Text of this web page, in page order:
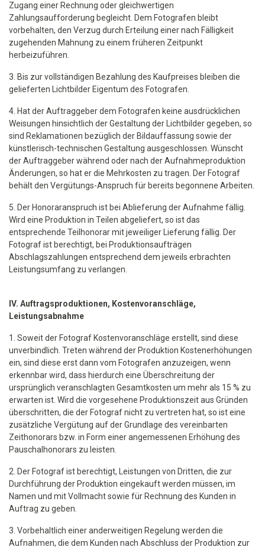
Zugang einer Rechnung oder gleichwertigen
Zahlungsaufforderung begleicht. Dem Fotografen bleibt
vorbehalten, den Verzug durch Erteilung einer nach Fälligkeit
zugehenden Mahnung zu einem früheren Zeitpunkt
herbeizuführen.
3. Bis zur vollständigen Bezahlung des Kaufpreises bleiben die
gelieferten Lichtbilder Eigentum des Fotografen.
4. Hat der Auftraggeber dem Fotografen keine ausdrücklichen
Weisungen hinsichtlich der Gestaltung der Lichtbilder gegeben, so
sind Reklamationen bezüglich der Bildauffassung sowie der
künstlerisch-technischen Gestaltung ausgeschlossen. Wünscht
der Auftraggeber während oder nach der Aufnahmeproduktion
Änderungen, so hat er die Mehrkosten zu tragen. Der Fotograf
behält den Vergütungs-Anspruch für bereits begonnene Arbeiten.
5. Der Honoraranspruch ist bei Ablieferung der Aufnahme fällig.
Wird eine Produktion in Teilen abgeliefert, so ist das
entsprechende Teilhonorar mit jeweiliger Lieferung fällig. Der
Fotograf ist berechtigt, bei Produktionsaufträgen
Abschlagszahlungen entsprechend dem jeweils erbrachten
Leistungsumfang zu verlangen.
IV. Auftragsproduktionen, Kostenvoranschläge,
Leistungsabnahme
1. Soweit der Fotograf Kostenvoranschläge erstellt, sind diese
unverbindlich. Treten während der Produktion Kostenerhöhungen
ein, sind diese erst dann vom Fotografen anzuzeigen, wenn
erkennbar wird, dass hierdurch eine Überschreitung der
ursprünglich veranschlagten Gesamtkosten um mehr als 15 % zu
erwarten ist. Wird die vorgesehene Produktionszeit aus Gründen
überschritten, die der Fotograf nicht zu vertreten hat, so ist eine
zusätzliche Vergütung auf der Grundlage des vereinbarten
Zeithonorars bzw. in Form einer angemessenen Erhöhung des
Pauschalhonorars zu leisten.
2. Der Fotograf ist berechtigt, Leistungen von Dritten, die zur
Durchführung der Produktion eingekauft werden müssen, im
Namen und mit Vollmacht sowie für Rechnung des Kunden in
Auftrag zu geben.
3. Vorbehaltlich einer anderweitigen Regelung werden die
Aufnahmen, die dem Kunden nach Abschluss der Produktion zur